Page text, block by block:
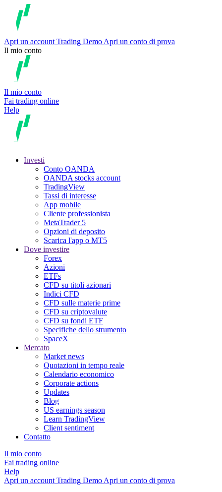
Apri un account Trading Demo Apri un conto di prova
Il mio conto
Il mio conto
Fai trading online
Help
Investi
Conto OANDA
OANDA stocks account
TradingView
Tassi di interesse
App mobile
Cliente professionista
MetaTrader 5
Opzioni di deposito
Scarica l'app o MT5
Dove investire
Forex
Azioni
ETFs
CFD su titoli azionari
Indici CFD
CFD sulle materie prime
CFD su criptovalute
CFD su fondi ETF
Specifiche dello strumento
SpaceX
Mercato
Market news
Quotazioni in tempo reale
Calendario economico
Corporate actions
Updates
Blog
US earnings season
Learn TradingView
Client sentiment
Contatto
Il mio conto
Fai trading online
Help
Apri un account Trading Demo Apri un conto di prova